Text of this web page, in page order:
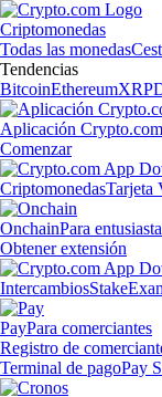
Criptomonedas
Todas las monedas
Tendencias
BitcoinEthereumXRP
Aplicación Crypto.com
Comenzar
CriptomonedasTarjeta
OnchainPara
Obtener extensión
IntercambiosStake
PayPara comerciantes
Registro de
Terminal de pagoPay